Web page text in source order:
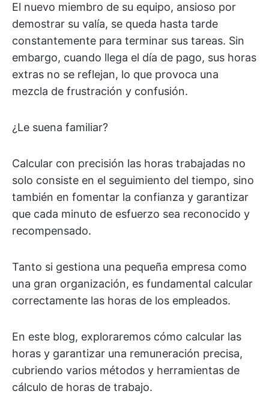
El nuevo miembro de su equipo, ansioso por
demostrar su valía, se queda hasta tarde
constantemente para terminar sus tareas. Sin
embargo, cuando llega el día de pago, sus horas
extras no se reflejan, lo que provoca una
mezcla de frustración y confusión.
¿Le suena familiar?
Calcular con precisión las horas trabajadas no
solo consiste en el seguimiento del tiempo, sino
también en fomentar la confianza y garantizar
que cada minuto de esfuerzo sea reconocido y
recompensado.
Tanto si gestiona una pequeña empresa como
una gran organización, es fundamental calcular
correctamente las horas de los empleados.
En este blog, exploraremos cómo calcular las
horas y garantizar una remuneración precisa,
cubriendo varios métodos y herramientas de
cálculo de horas de trabajo.